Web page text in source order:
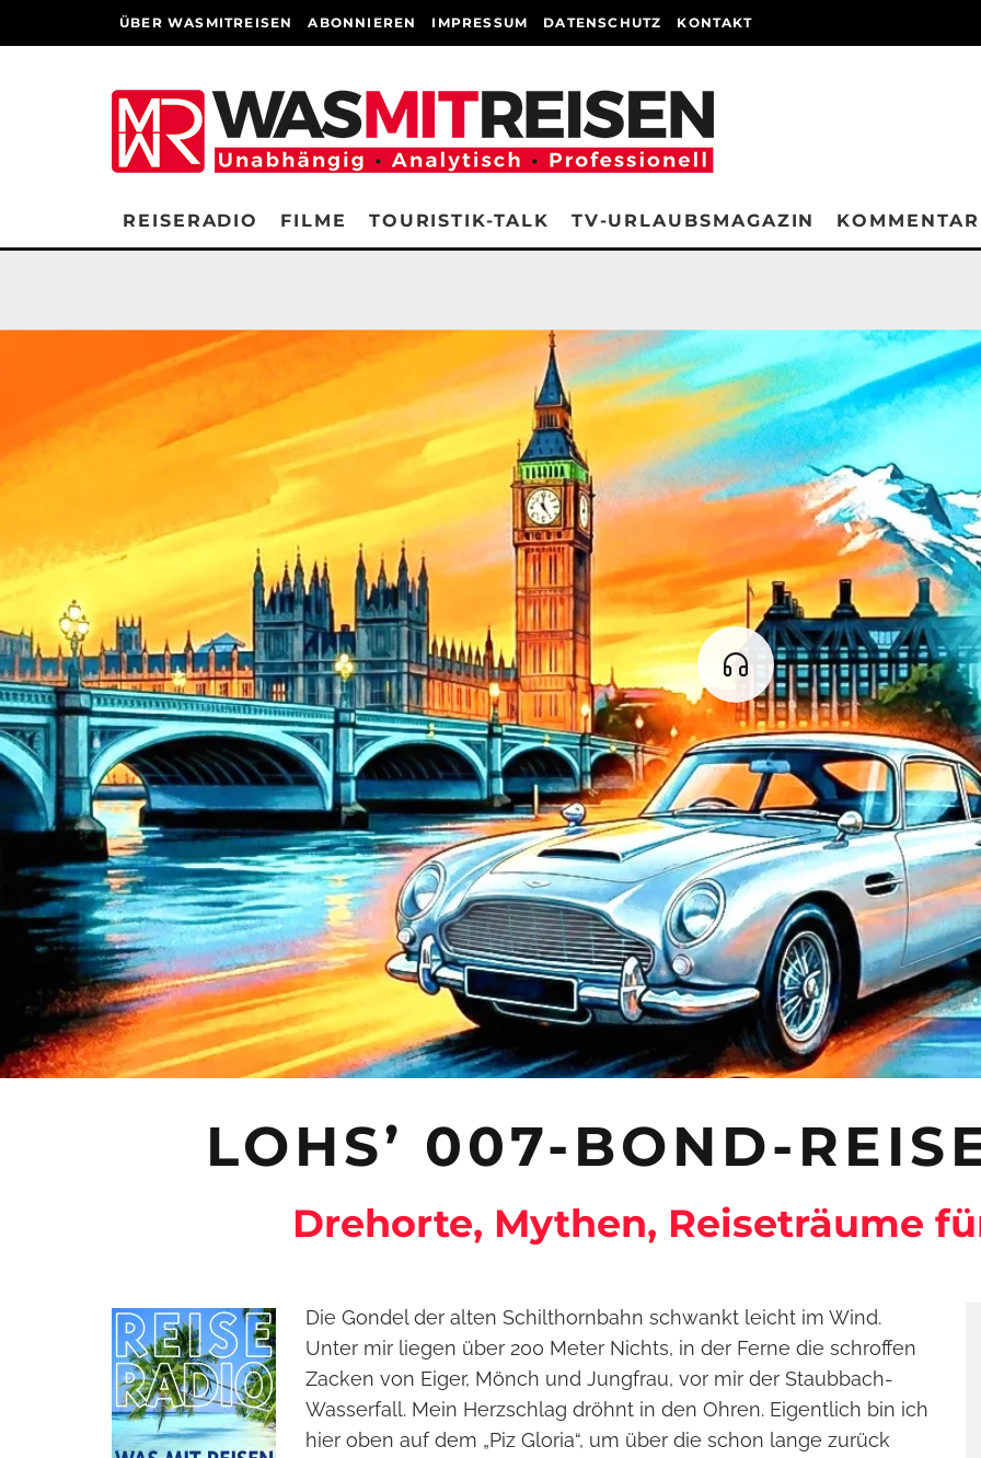
ÜBER WASMITREISEN ABONNIEREN IMPRESSUM DATENSCHUTZ KONTAKT
REISERADIO FILME TOURISTIK-TALK TV-URLAUBSMAGAZIN
LOHS’ 007-BOND-
Drehorte, Mythen, Reiseträume
Die Gondel der alten Schilthornbahn schwankt leicht im Wind.
Unter mir liegen über 200 Meter Nichts, in der Ferne die schroffen
Zacken von Eiger, Mönch und Jungfrau, vor mir der Staubbach-
Wasserfall. Mein Herzschlag dröhnt in den Ohren. Eigentlich bin ich
hier oben auf dem „Piz Gloria“, um über die schon lange zurück